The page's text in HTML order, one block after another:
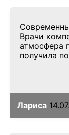
Врачи
атмосфера
получила
Лариса